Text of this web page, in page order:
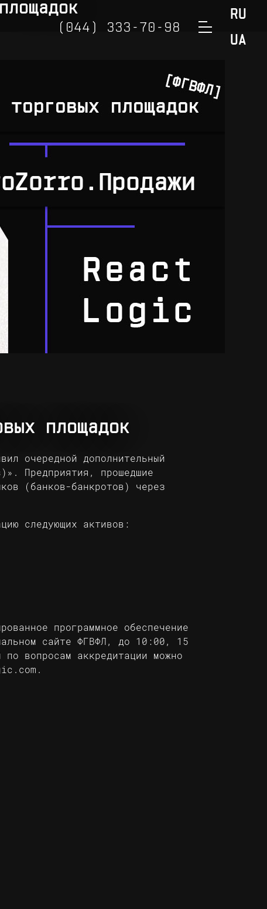
(044) 333-70-98
(098) 888-32-98
RU
UA
площадок
очередной дополнительный
Предприятия, прошедшие
(банков-банкротов) через
следующих активов:
программное обеспечение
сайте ФГВФЛ , до 10:00, 15
вопросам аккредитации можно
.